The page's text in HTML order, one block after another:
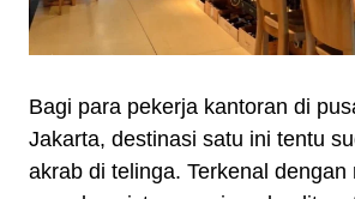
Bagi para pekerja kantoran di
Jakarta, destinasi satu ini tentu
akrab di telinga. Terkenal dengan